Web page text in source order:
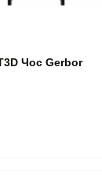
Чос Gerbor